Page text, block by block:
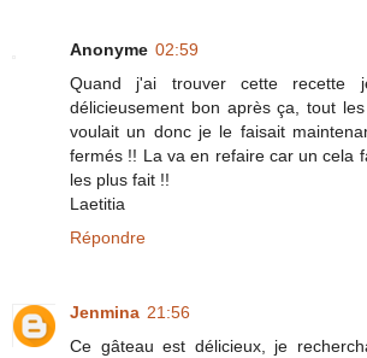
Anonyme 02:59
Quand j'ai trouver cette
délicieusement bon après ça, tout
voulait un donc je le faisait
fermés !! La va en refaire car un cela
les plus fait !!
Laetitia
Répondre
Jenmina 21:56
Ce gâteau est délicieux, je